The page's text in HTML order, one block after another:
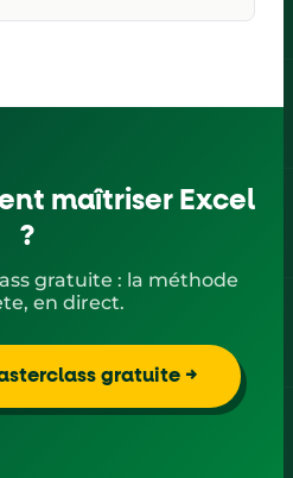
maîtriser Excel
?
gratuite : la méthode
en direct.
gratuite →